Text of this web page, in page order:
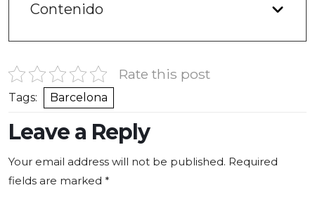
Contenido
Rate this post
Tags: Barcelona
Leave a Reply
Your email address will not be published. Required
fields are marked *